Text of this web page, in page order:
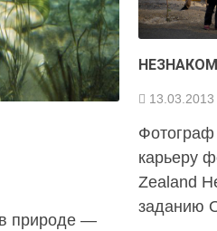
в природе —
13.03.2013
карьеру
Zealand
заданию